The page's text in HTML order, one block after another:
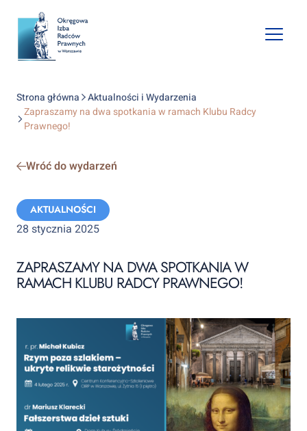
Open
Strona główna
Aktualności i Wydarzenia
Zapraszamy na dwa spotkania w ramach Klubu Radcy
Prawnego!
Wróć do wydarzeń
Categories:
AKTUALNOŚCI
28 stycznia 2025
ZAPRASZAMY NA DWA SPOTKANIA W
RAMACH KLUBU RADCY PRAWNEGO!